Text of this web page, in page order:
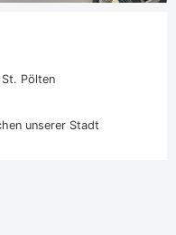
Pölten
unserer Stadt